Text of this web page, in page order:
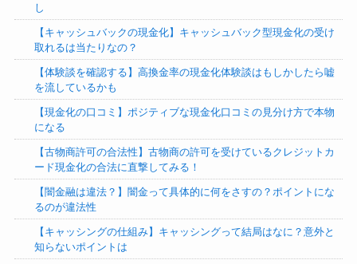
し
【キャッシュバックの現金化】キャッシュバック型現金化の受け
取れるは当たりなの？
【体験談を確認する】高換金率の現金化体験談はもしかしたら嘘
を流しているかも
【現金化の口コミ】ポジティブな現金化口コミの見分け方で本物
になる
【古物商許可の合法性】古物商の許可を受けているクレジットカ
ード現金化の合法に直撃してみる！
【闇金融は違法？】闇金って具体的に何をさすの？ポイントにな
るのが違法性
【キャッシングの仕組み】キャッシングって結局はなに？意外と
知らないポイントは